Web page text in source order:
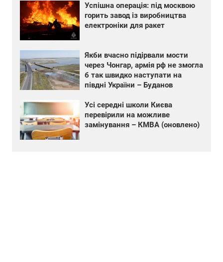
Успішна операція: під москвою
горить завод із виробництва
електроніки для ракет
Якби вчасно підірвали мости
через Чонгар, армія рф не змогла
б так швидко наступати на
півдні України – Буданов
Усі середні школи Києва
перевірили на можливе
замінування – КМВА (оновлено)